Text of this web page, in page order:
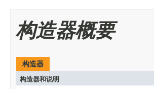
构造器概要
构造器
构造器和说明